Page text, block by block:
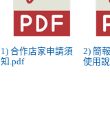
1) 合作店家申請須
知.pdf
2) 簡
使用